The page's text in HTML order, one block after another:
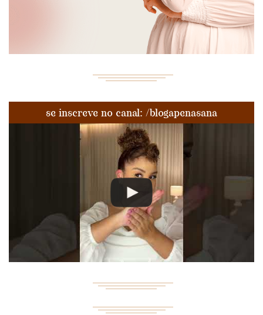
se inscreve no canal: /blogapenasana